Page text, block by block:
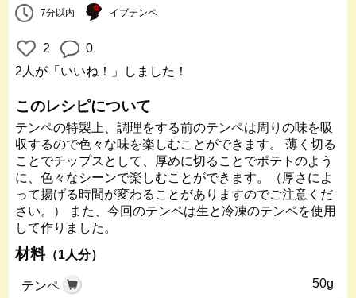
7分以内 イブテンペ
2
0
2人 が「いいね！」しました！
このレシピについて
テンペの特製上、調理をする前のテンペは周りの味を吸
収するので色々な味を楽しむことができます。 薄く切る
ことでチップスとして、厚めに切ることでポテトのよう
に、色々なシーンで楽しむことができます。（厚さによ
って揚げる時間が変わることがありますのでご注意くだ
さい。） また、今回のテンペは生と冷凍のテンペを使用
して作りました。
材料（1人分）
テンペ 50g